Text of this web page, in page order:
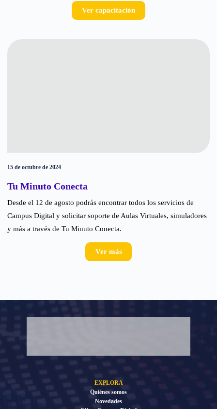
Ver capacitación
15 de octubre de 2024
Tu Minuto Conecta
Desde el 12 de agosto podrás encontrar todos los servicios de
Campus Digital y solicitar soporte de Aulas Virtuales, simuladores
y más a través de Tu Minuto Conecta.
Ver más
EXPLORA
Quiénes somos
Novedades